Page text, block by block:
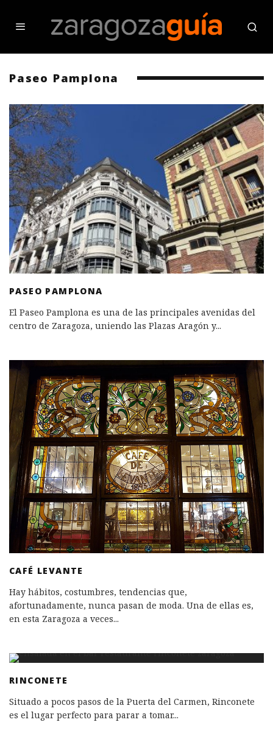
Paseo Pamplona
PASEO PAMPLONA
El Paseo Pamplona es una de las principales avenidas del
centro de Zaragoza, uniendo las Plazas Aragón y...
CAFÉ LEVANTE
Hay hábitos, costumbres, tendencias que,
afortunadamente, nunca pasan de moda. Una de ellas es,
en esta Zaragoza a veces...
RINCONETE
Situado a pocos pasos de la Puerta del Carmen, Rinconete
es el lugar perfecto para parar a tomar...